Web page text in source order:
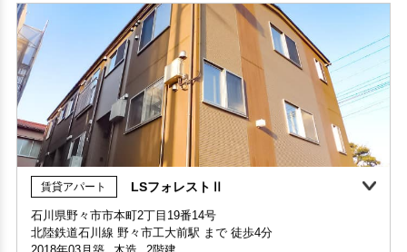
360°案内
部屋号数 102号室
家賃 50,000円・共益費 3,000円
階数 1階
間取り 2LDK・専有面積 53.56㎡
賃貸アパート LSフォレストⅡ
石川県野々市市本町2丁目19番14号
北陸鉄道石川線 野々市工大前駅 まで 徒歩4分
間取り：1LDK 〜 1LDK
家賃：48,000円 〜 48,000円